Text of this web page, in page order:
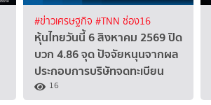
#ข่าวเศรษฐกิจ #TNN ช่อง16
หุ้นไทยวันนี้ 6 สิงหาคม 2569 ปิด
บวก 4.86 จุด ปัจจัยหนุนจากผล
ประกอบการบริษัทจดทะเบียน
16